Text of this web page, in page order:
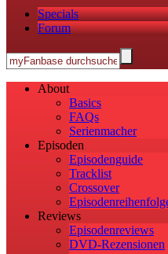
Specials
Forum
About
Basics
FAQs
Serienmacher
Episoden
Episodenguide
Tracklist
Crossover
Reviews
Episodenreviews
DVD-Rezensionen